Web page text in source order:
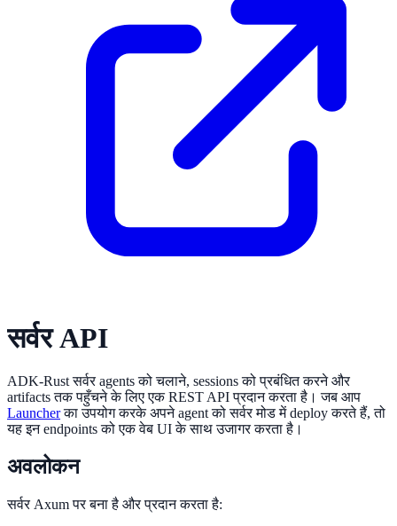
सर्वर API
ADK-Rust सर्वर agents को चलाने, sessions को प्रबंधित करने और
artifacts तक पहुँचने के लिए एक REST API प्रदान करता है। जब आप
Launcherका उपयोग करके अपने agent को सर्वर मोड में deploy करते हैं, तो
यह इन endpoints को एक वेब UI के साथ उजागर करता है।
अवलोकन
सर्वर Axum पर बना है और प्रदान करता है: